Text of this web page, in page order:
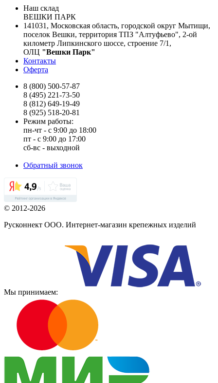
Наш склад
ВЕШКИ ПАРК
141031, Московская область, городской округ Мытищи,
поселок Вешки, территория ТПЗ "Алтуфьево", 2-ой
километр Липкинского шоссе, строение 7/1,
ОЛЦ "Вешки Парк"
Контакты
Оферта
8 (800) 500-57-87
8 (495) 221-73-50
8 (812) 649-19-49
8 (925) 518-20-81
Режим работы:
пн-чт - с 9:00 до 18:00
пт - с 9:00 до 17:00
сб-вс - выходной
Обратный звонок
© 2012-2026
Русконнект ООО. Интернет-магазин крепежных изделий
Мы принимаем: